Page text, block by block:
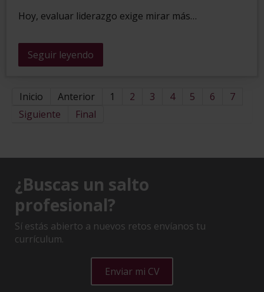
Hoy, evaluar liderazgo exige mirar más…
Seguir leyendo
Inicio Anterior 1 2 3 4 5 6
7
Siguiente
Final
¿Buscas un salto
profesional?
Sí estás abierto a nuevos retos envíanos tu
currículum.
Enviar mi CV